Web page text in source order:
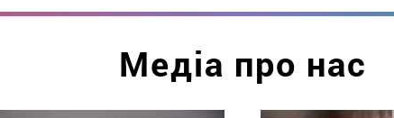
Медіа про нас